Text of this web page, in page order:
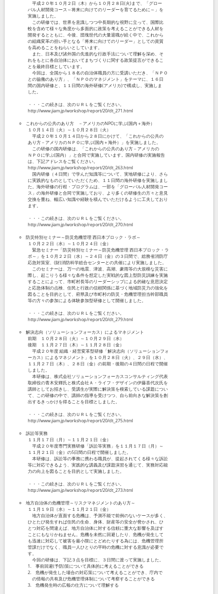
平成２０年１０月２日（木）から１０月２８日(火)まで、「グロー
バル人材開発コース～将来に向けてのリーダーを育てるために～」を
実施しました。
この研修では、世界を意識しつつ中長期的な視野に立って、国際比
較を含めて様々な角度から多面的に政策を考えることができる人材を
開発するとともに、今後、団塊世代の大量退職が続く中で、これから
の組織変革の担い手となる「将来に向けてのリーダー」としての資質
を高めることをねらいとしています。
また、日本及び諸外国の先進的な行政手法について理解を深め、そ
れをもとに各自治体においてまちづくりに関する政策提言ができるこ
とを最終目標としています。
今回は、全国から１８名の自治体職員の方に受講いただき、「ＮＰＯ
との協働のあり方」、「ＮＰＯのマネジメント」をテーマに、１６日
間の国内研修と、１１日間の海外研修(アメリカ)で構成し、実施しま
した。
・・・この続きは、次のＵＲＬをご覧ください。
http://www.jiam.jp/workshop/report/20/dt_271.html
○ これからの公共のあり方 －アメリカのNPOに学ぶ(国内＋海外）
１０月１４日（火）～１０月２８日（火）
平成２０年１０月１４日から２８日にかけて、「これからの公共の
あり方－アメリカのＮＰＯに学ぶ(国内＋海外）」を実施しました。
この研修の国内研修は、「これからの公共のあり方－アメリカの
ＮＰＯに学ぶ(国内）」と合同で実施しています。国内研修の実施報告
は、下記アドレスをご覧ください。
http://www.jiam.jp/workshop/report/20/dt_263.html
国内研修（４日間）で学んだ知識等について、実地研修により、さら
に実践的なものとしていただくため、１１日間の海外研修を実施しまし
た。海外研修の行程・プログラムは、一部を「グローバル人材開発コー
ス」の海外研修と合同で実施しており、より多くの研修生の方々と意見
交換を重ね、幅広い知識や経験を積んでいただけるように工夫しており
ます。
・・・この続きは、次のＵＲＬをご覧ください。
http://www.jiam.jp/workshop/report/20/dt_270.html
○ 防災特別セミナー～防災危機管理 西日本ブロック・ラボ～
１０月２２日（水）～１０月２４日（金）
緊急セミナー「防災特別セミナー～防災危機管理 西日本ブロック・ラ
ボ～」を１０月２２日（水）～２４日（金）の３日間で、総務省消防庁
応急対策室、(財)消防科学総合センターとの共催により実施しました。
このセミナーは、万一の地震、津波、高潮、豪雨等の大規模な災害に
際し、起こりうる様々な条件を想定した実戦的な図上型防災訓練を実施
することによって、市町村長等のリーダーシップによる的確な意思決定
と応急体制の点検、住民と行政の信頼関係に基づく地域防災力の強化を
図ることを目的として、府県及び市町村の防災・危機管理担当幹部職員
等の方々の参加による体験参加型研修として開催しました。
・・・この続きは、次のＵＲＬをご覧ください。
http://www.jiam.jp/workshop/report/20/dt_279.html
○ 解決志向（ソリューションフォーカス）によるマネジメント
前期 １０月２８日（火）～１０月２９日（水）
後期 １１月２７日（木）～１１月２８日（金）
平成２０年度 組織・経営変革型研修「解決志向（ソリューションフォ
ーカス）によるマネジメント」を１０月２８日（火）、２９日（水）、
１１月２７日（木）、２８日（金）の前期・後期の４日間の日程で開催
しました。
本研修は、株式会社ソリューションフォーカスコンサルティング代表
取締役の青木安輝氏と株式会社Ａ・ライフ・デザインの伊藤喜代次氏を
講師としてお招きし、受講生が実際に解決策を模索している課題につい
て、この研修の中で、講師の指導を受けつつ、自ら前向きな解決策を創
出するきっかけを得ることを目標としました。
・・・この続きは、次のＵＲＬをご覧ください。
http://www.jiam.jp/workshop/report/20/dt_275.html
○ 訴訟等実務
１１月１７日（月）～１１月２１日（金）
平成２０年度専門実務研修「訴訟等実務」を１１月１７日（月）～
１１月２１日（金）の5日間の日程で開催しました。
本研修は、訴訟等の事務に携わる職員が、提起されてくる様々な訴訟
等に対応できるよう、実践的な講義及び課題演習を通じて、実務対応能
力の向上を図ることを目的として実施しました。
・・・この続きは、次のＵＲＬをご覧ください。
http://www.jiam.jp/workshop/report/20/dt_273.html
○ 地方自治体の危機管理～リスクマネジメントのあり方～
１１月１９日（水）～１１月２１日（金）
地方自治体が直面する危機は、予測不能で前例のないケースが多く、
ひとたび発生すれば住民の生命、身体、財産等の安全が脅かされ、ひ
とつ対応を間違えば、地方自治体に対する信頼に重大な影響を及ぼす
ことにもなりかねません。危機を未然に回避したり、危機が発生して
も迅速に対応して被害を最小限にとどめたりする為には、危機管理所
管課だけでなく、職員一人ひとりの平時の危機に対する意識が必要で
す。
今回の研修は、下記３点を目標に、３日間に渡って実施しました。
1. 事前回避(予防)策について具体的に考えることができる
2. 危機が発生した場合の対応策について考えることができ、庁内で
の情報の共有及び危機管理体制について考察することができる
3. 危機発生時の広報の仕方について理解する